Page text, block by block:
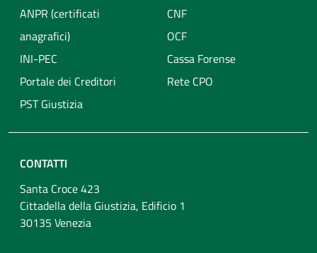
ANPR (certificati
anagrafici)
INI-PEC
Portale dei Creditori
PST Giustizia
CNF
OCF
Cassa Forense
Rete CPO
CONTATTI
Santa Croce 423
Cittadella della Giustizia, Edificio 1
30135 Venezia